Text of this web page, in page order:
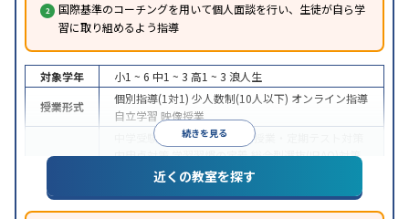
国際基準のコーチングを用いて個人面談を行い、生徒が自ら学
習に取り組めるよう指導
続きを見る
対象学年 小1 ~ 6 中1 ~ 3 高1 ~ 3 浪人生
授業形式
個別指導(1対1) 少人数制(10人以下) オンライン指導
自立学習 映像授業
中学受験 高校受験大学受験
授業・定期テスト対策
内申点対策学習習慣の定着総合型選抜(旧AO)対策
推薦入試対策 学校別特化対策
近くの教室を探す